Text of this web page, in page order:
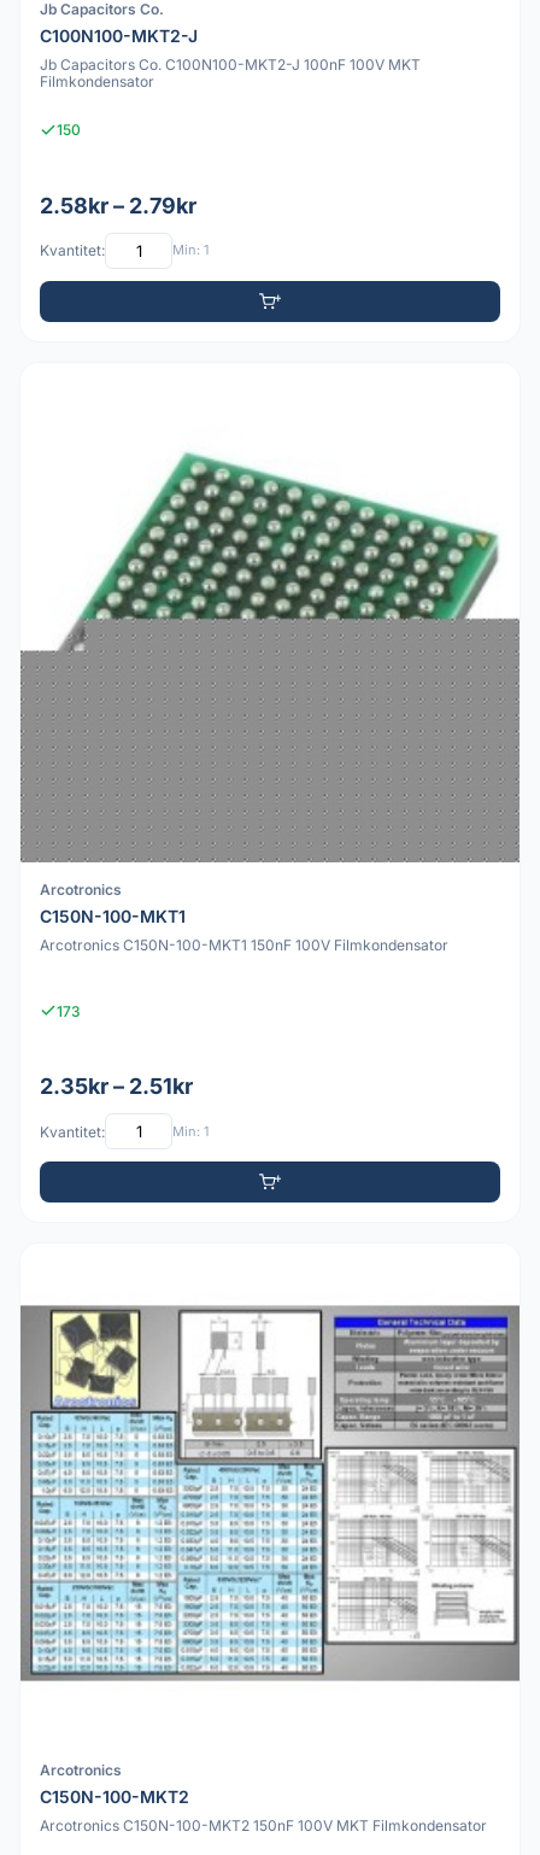
Jb Capacitors Co.
C100N100-MKT2-J
Jb Capacitors Co. C100N100-MKT2-J 100nF 100V MKT
Filmkondensator
150
2.58kr – 2.79kr
Kvantitet: Min: 1
Arcotronics
C150N-100-MKT1
Arcotronics C150N-100-MKT1 150nF 100V Filmkondensator
173
2.35kr – 2.51kr
Kvantitet: Min: 1
Arcotronics
C150N-100-MKT2
Arcotronics C150N-100-MKT2 150nF 100V MKT Filmkondensator